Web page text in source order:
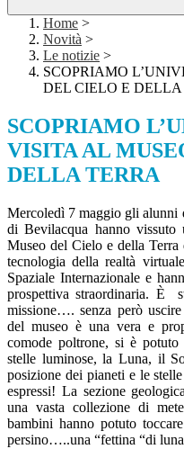
Home >
Novità >
Le notizie >
SCOPRIAMO
DEL CIELO E DELLA
SCOPRIAMO
VISITA AL
DELLA TERRA
Mercoledì 7 maggio gli alunni
di Bevilacqua hanno vissuto
Museo del Cielo e della
tecnologia della realtà
Spaziale Internazionale e
prospettiva straordinaria. È
missione…. senza però
del museo è una vera e
comode poltrone, si è
stelle luminose, la Luna, il
posizione dei pianeti e le
espressi! La sezione
una vasta collezione di
bambini hanno potuto
persino…..una